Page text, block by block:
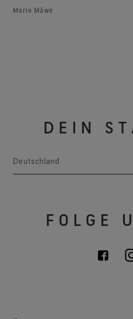
Marie Måwe
DEIN
Deutschland
FOLGE